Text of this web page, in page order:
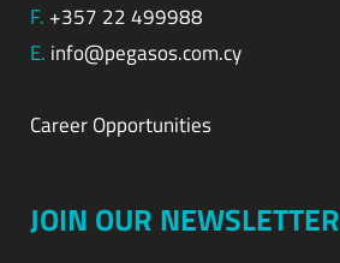
F. +357 22 499988
E. info@pegasos.com.cy
Career Opportunities
JOIN OUR NEWSLETTER